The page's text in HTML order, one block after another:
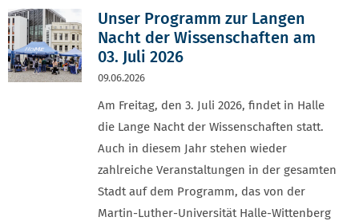
Unser Programm zur Langen
Nacht der Wissenschaften am
03. Juli 2026
09.06.2026
Am Freitag, den 3. Juli 2026, findet in Halle
die Lange Nacht der Wissenschaften statt.
Auch in diesem Jahr stehen wieder
zahlreiche Veranstaltungen in der gesamten
Stadt auf dem Programm, das von der
Martin-Luther-Universität Halle-Wittenberg